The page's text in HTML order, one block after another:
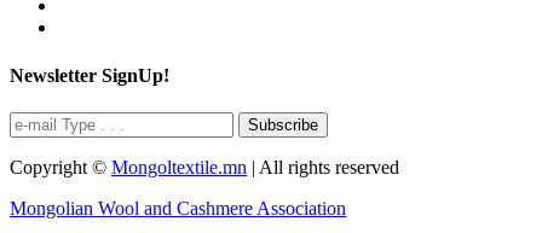
Newsletter SignUp!
Subscribe
Copyright © Mongoltextile.mn | All rights reserved
Mongolian Wool and Cashmere Association